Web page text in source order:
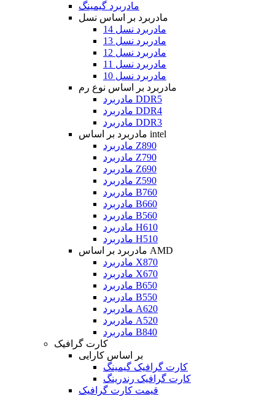
مادربرد گیمینگ
مادربرد بر اساس نسل
مادربرد نسل 14
مادربرد نسل 13
مادربرد نسل 12
مادربرد نسل 11
مادربرد نسل 10
مادربرد بر اساس نوع رم
مادربرد DDR5
مادربرد DDR4
مادربرد DDR3
مادربرد بر اساس intel
مادربرد Z890
مادربرد Z790
مادربرد Z690
مادربرد Z590
مادربرد B760
مادربرد B660
مادربرد B560
مادربرد H610
مادربرد H510
مادربرد بر اساس AMD
مادربرد X870
مادربرد X670
مادربرد B650
مادربرد B550
مادربرد A620
مادربرد A520
مادربرد B840
کارت گرافیک
بر اساس کارایی
کارت گرافیک گیمینگ
کارت گرافیک رندرینگ
قیمت کارت گرافیک